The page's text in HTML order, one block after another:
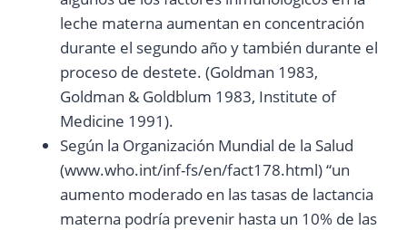
leche materna aumentan en concentración
durante el segundo año y también durante el
proceso de destete. (Goldman 1983,
Goldman & Goldblum 1983, Institute of
Medicine 1991).
Según la Organización Mundial de la Salud
(www.who.int/inf-fs/en/fact178.html) “un
aumento moderado en las tasas de lactancia
materna podría prevenir hasta un 10% de las